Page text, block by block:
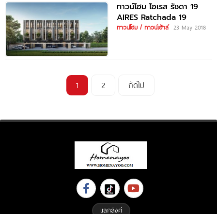
ทาวน์โฮม ไอเรส รัชดา 19
AIRES Ratchada 19
ทาวน์โฮม / ทาวน์เฮ้าส์ 23 May 2018
1 2 ถัดไป
แลกลิงค์